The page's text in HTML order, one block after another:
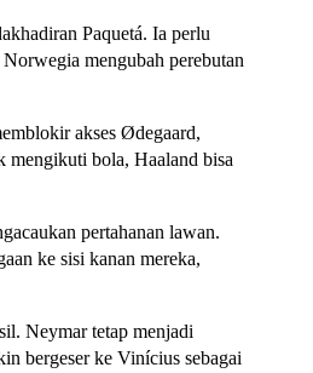
Paquetá. Ia perlu
mengubah perebutan
akses Ødegaard,
bola, Haaland bisa
pertahanan lawan.
ke sisi kanan mereka,
Neymar tetap menjadi
bergeser ke Vinícius sebagai